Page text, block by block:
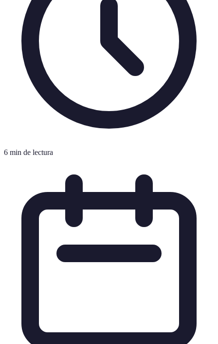
6 min de lectura